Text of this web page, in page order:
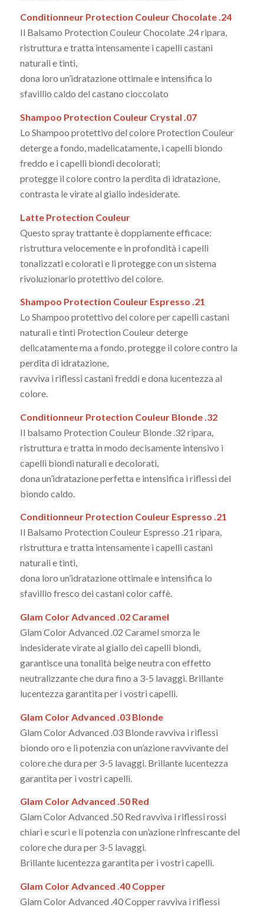
Conditionneur Protection Couleur Chocolate .24
Il Balsamo Protection Couleur Chocolate .24 ripara,
ristruttura e tratta intensamente i capelli castani
naturali e tinti,
dona loro un’idratazione ottimale e intensifica lo
sfavillio caldo del castano cioccolato
Shampoo Protection Couleur Crystal .07
Lo Shampoo protettivo del colore Protection Couleur
deterge a fondo, madelicatamente, i capelli biondo
freddo e i capelli biondi decolorati;
protegge il colore contro la perdita di idratazione,
contrasta le virate al giallo indesiderate.
Latte Protection Couleur
Questo spray trattante è doppiamente efficace:
ristruttura velocemente e in profondità i capelli
tonalizzati e colorati e li protegge con un sistema
rivoluzionario protettivo del colore.
Shampoo Protection Couleur Espresso .21
Lo Shampoo protettivo del colore per capelli castani
naturali e tinti Protection Couleur deterge
delicatamente ma a fondo, protegge il colore contro la
perdita di idratazione,
ravviva i riflessi castani freddi e dona lucentezza al
colore.
Conditionneur Protection Couleur Blonde .32
Il balsamo Protection Couleur Blonde .32 ripara,
ristruttura e tratta in modo decisamente intensivo i
capelli biondi naturali e decolorati,
dona un’idratazione perfetta e intensifica i riflessi del
biondo caldo.
Conditionneur Protection Couleur Espresso .21
Il Balsamo Protection Couleur Espresso .21 ripara,
ristruttura e tratta intensamente i capelli castani
naturali e tinti,
dona loro un’idratazione ottimale e intensifica lo
sfavillio fresco dei castani color caffè.
Glam Color Advanced .02 Caramel
Glam Color Advanced .02 Caramel smorza le
indesiderate virate al giallo dei capelli biondi,
garantisce una tonalità beige neutra con effetto
neutralizzante che dura fino a 3-5 lavaggi. Brillante
lucentezza garantita per i vostri capelli.
Glam Color Advanced .03 Blonde
Glam Color Advanced .03 Blonde ravviva i riflessi
biondo oro e li potenzia con un’azione ravvivante del
colore che dura per 3-5 lavaggi. Brillante lucentezza
garantita per i vostri capelli.
Glam Color Advanced .50 Red
Glam Color Advanced .50 Red ravviva i riflessi rossi
chiari e scuri e li potenzia con un’azione rinfrescante del
colore che dura per 3-5 lavaggi.
Brillante lucentezza garantita per i vostri capelli.
Glam Color Advanced .40 Copper
Glam Color Advanced .40 Copper ravviva i riflessi